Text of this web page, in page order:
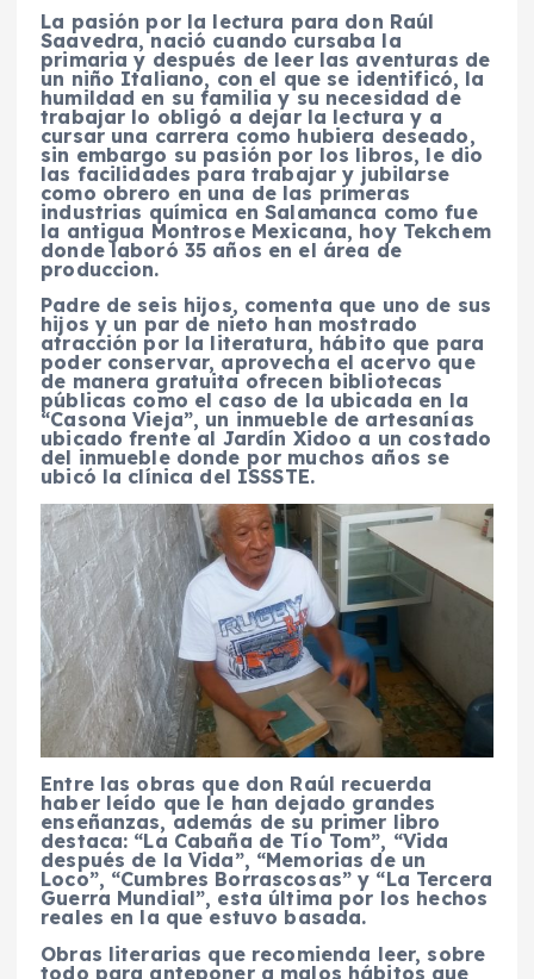
La pasión por la lectura para don Raúl
Saavedra, nació cuando cursaba la
primaria y después de leer las aventuras de
un niño Italiano, con el que se identificó, la
humildad en su familia y su necesidad de
trabajar lo obligó a dejar la lectura y a
cursar una carrera como hubiera deseado,
sin embargo su pasión por los libros, le dio
las facilidades para trabajar y jubilarse
como obrero en una de las primeras
industrias química en Salamanca como fue
la antigua Montrose Mexicana, hoy Tekchem
donde laboró 35 años en el área de
produccion.
Padre de seis hijos, comenta que uno de sus
hijos y un par de nieto han mostrado
atracción por la literatura, hábito que para
poder conservar, aprovecha el acervo que
de manera gratuita ofrecen bibliotecas
públicas como el caso de la ubicada en la
“Casona Vieja”, un inmueble de artesanías
ubicado frente al Jardín Xidoo a un costado
del inmueble donde por muchos años se
ubicó la clínica del ISSSTE.
Entre las obras que don Raúl recuerda
haber leído que le han dejado grandes
enseñanzas, además de su primer libro
destaca: “La Cabaña de Tío Tom”, “Vida
después de la Vida”, “Memorias de un
Loco”, “Cumbres Borrascosas” y “La Tercera
Guerra Mundial”, esta última por los hechos
reales en la que estuvo basada.
Obras literarias que recomienda leer, sobre
todo para anteponer a malos hábitos que